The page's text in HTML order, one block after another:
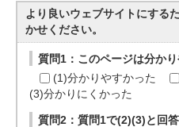
より良いウェブサイトにする
かせください。
質問1：このページは分か
(1)分かりやすかった
(3)分かりにくかった
質問2：質問1で(2)(3)と回